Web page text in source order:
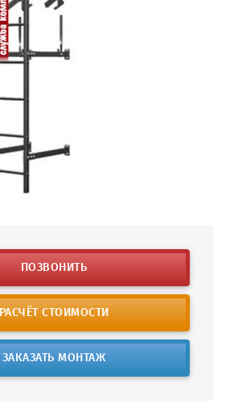
ПОЗВОНИТЬ
СТОИМОСТИ
ЗАКАЗАТЬ МОНТАЖ